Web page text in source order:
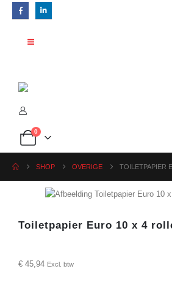
0
SHOP OVERIGE TOILETPAPIER
Toiletpapier Euro 10 x 4
€ 45,94 Excl. btw